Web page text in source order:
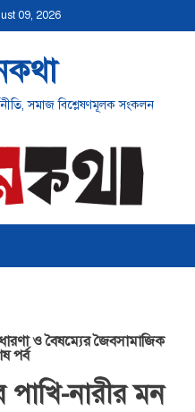
09, 2026
সমাজ বিশ্লেষণমূলক সংকলন
ও বৈষম্যের জৈবসামাজিক
পর্ব
পাখি-নারীর মন